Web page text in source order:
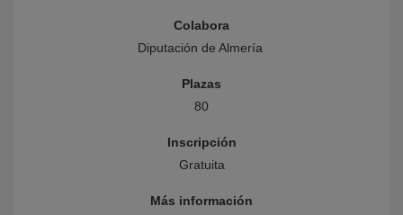
Colabora
Diputación de Almería
Plazas
80
Inscripción
Gratuita
Más información